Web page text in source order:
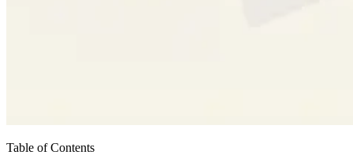
Table of Contents